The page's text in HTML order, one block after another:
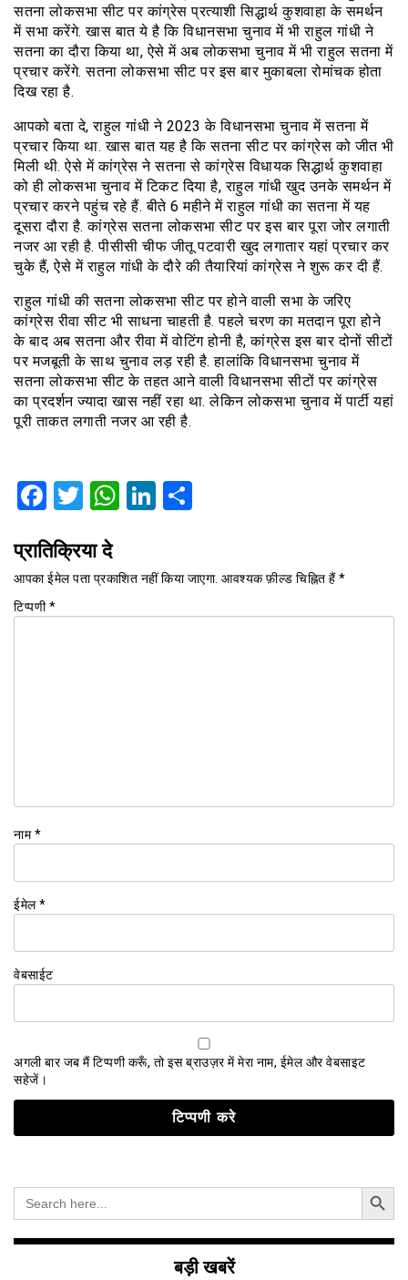
सतना लोकसभा सीट पर कांग्रेस प्रत्याशी सिद्धार्थ कुशवाहा के समर्थन
में सभा करेंगे. खास बात ये है कि विधानसभा चुनाव में भी राहुल गांधी ने
सतना का दौरा किया था, ऐसे में अब लोकसभा चुनाव में भी राहुल सतना में
प्रचार करेंगे. सतना लोकसभा सीट पर इस बार मुकाबला रोमांचक होता
दिख रहा है.
आपको बता दे, राहुल गांधी ने 2023 के विधानसभा चुनाव में सतना में
प्रचार किया था. खास बात यह है कि सतना सीट पर कांग्रेस को जीत भी
मिली थी. ऐसे में कांग्रेस ने सतना से कांग्रेस विधायक सिद्धार्थ कुशवाहा
को ही लोकसभा चुनाव में टिकट दिया है, राहुल गांधी खुद उनके समर्थन में
प्रचार करने पहुंच रहे हैं. बीते 6 महीने में राहुल गांधी का सतना में यह
दूसरा दौरा है. कांग्रेस सतना लोकसभा सीट पर इस बार पूरा जोर लगाती
नजर आ रही है. पीसीसी चीफ जीतू पटवारी खुद लगातार यहां प्रचार कर
चुके हैं, ऐसे में राहुल गांधी के दौरे की तैयारियां कांग्रेस ने शुरू कर दी हैं.
राहुल गांधी की सतना लोकसभा सीट पर होने वाली सभा के जरिए
कांग्रेस रीवा सीट भी साधना चाहती है. पहले चरण का मतदान पूरा होने
के बाद अब सतना और रीवा में वोटिंग होनी है, कांग्रेस इस बार दोनों सीटों
पर मजबूती के साथ चुनाव लड़ रही है. हालांकि विधानसभा चुनाव में
सतना लोकसभा सीट के तहत आने वाली विधानसभा सीटों पर कांग्रेस
का प्रदर्शन ज्यादा खास नहीं रहा था. लेकिन लोकसभा चुनाव में पार्टी यहां
पूरी ताकत लगाती नजर आ रही है.
Facebook
Twitter
WhatsApp
LinkedIn
प्रातिक्रिया दे
आपका ईमेल पता प्रकाशित नहीं किया जाएगा. आवश्यक फ़ील्ड चिह्नित हैं*
टिप्पणी*
नाम*
ईमेल*
वेबसाईट
अगली बार जब मैं टिप्पणी करूँ, तो इस ब्राउज़र में मेरा नाम, ईमेल और वेबसाइट
सहेजें।
Search
for:
Search Button
बड़ी खबरें